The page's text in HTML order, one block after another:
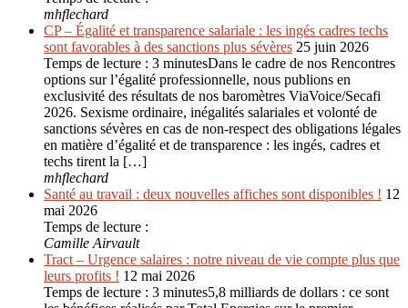
mhflechard
CP – Égalité et transparence salariale : les ingés cadres techs
sont favorables à des sanctions plus sévères 25 juin 2026
Temps de lecture : 3 minutesDans le cadre de nos Rencontres
options sur l’égalité professionnelle, nous publions en
exclusivité des résultats de nos baromètres ViaVoice/Secafi
2026. Sexisme ordinaire, inégalités salariales et volonté de
sanctions sévères en cas de non-respect des obligations légales
en matière d’égalité et de transparence : les ingés, cadres et
techs tirent la […]
mhflechard
Santé au travail : deux nouvelles affiches sont disponibles ! 12
mai 2026
Temps de lecture :
Camille Airvault
Tract – Urgence salaires : notre niveau de vie compte plus que
leurs profits ! 12 mai 2026
Temps de lecture : 3 minutes5,8 milliards de dollars : ce sont